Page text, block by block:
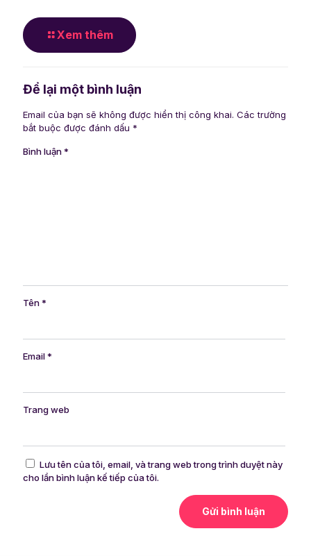
Xem thêm
Để lại một bình luận
Email của bạn sẽ không được hiển thị công khai. Các trường
bắt buộc được đánh dấu *
Bình luận*
Tên*
Email*
Trang web
Lưu tên của tôi, email, và trang web trong trình duyệt này
cho lần bình luận kế tiếp của tôi.